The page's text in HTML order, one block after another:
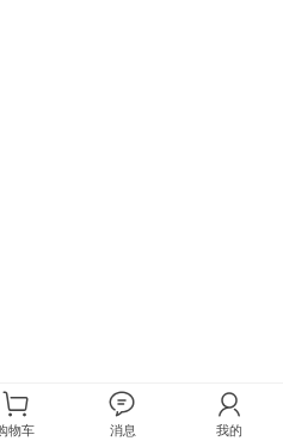
物车 消息 我的